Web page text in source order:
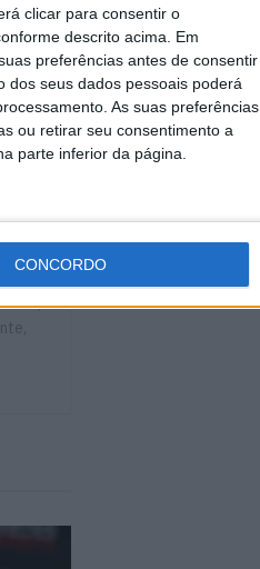
clicar para consentir o
descrito acima. Em
preferências antes de consentir
dos seus dados pessoais poderá
As suas preferências
ou retirar seu consentimento a
parte inferior da página.
CONCORDO